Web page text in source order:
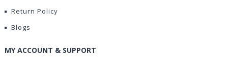
Return Policy
Blogs
MY ACCOUNT & SUPPORT